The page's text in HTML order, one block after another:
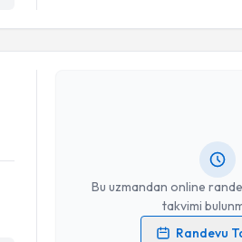
Bu uzmandan online
takvimi
Randevu
Randevu Takvimi Talebi